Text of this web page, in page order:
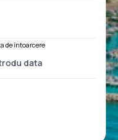
de întoarcere